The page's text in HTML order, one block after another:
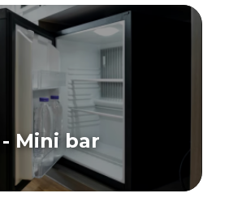
Mini bar